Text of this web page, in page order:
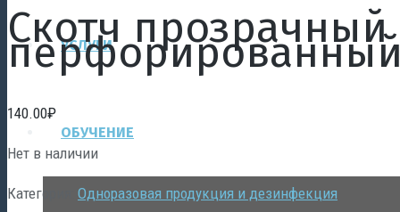
УСЛУГИ
ОБУЧЕНИЕ
Скотч прозрачный
140.00₽
Нет в наличии
Категория: Одноразовая продукция и дезинфекция